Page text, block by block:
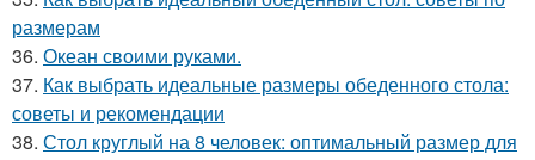
размерам
36. Океан своими руками.
37. Как выбрать идеальные размеры обеденного стола:
советы и рекомендации
38. Стол круглый на 8 человек: оптимальный размер для